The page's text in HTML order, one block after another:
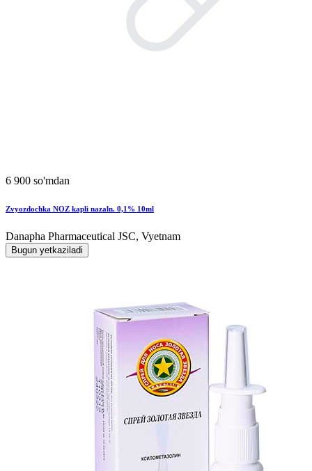
6 900 so'mdan
Zvyozdochka NOZ kapli nazaln. 0,1% 10ml
Danapha Pharmaceutical JSC, Vyetnam
Bugun yetkaziladi